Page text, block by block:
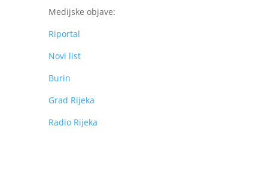
Medijske objave:
Riportal
Novi list
Burin
Grad Rijeka
Radio Rijeka